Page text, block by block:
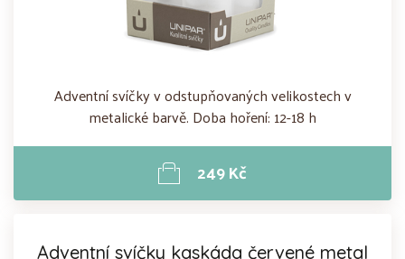
Adventní svíčky v odstupňovaných velikostech v
metalické barvě. Doba hoření: 12-18 h
249 Kč
Adventní svíčky kaskáda červené metal